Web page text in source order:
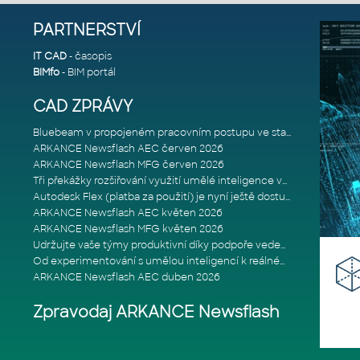
PARTNERSTVÍ
IT CAD- časopis
BIMfo- BIM portál
CAD ZPRÁVY
Bluebeam v propojeném pracovním postupu ve stavebnictví: Proč je int
ARKANCE Newsflash AEC červen 2026
ARKANCE Newsflash MFG červen 2026
Tři překážky rozšiřování využití umělé inteligence ve stavebním prům
Autodesk Flex (platba za použití) je nyní ještě dostupnější
ARKANCE Newsflash AEC květen 2026
ARKANCE Newsflash MFG květen 2026
Udržujte vaše týmy produktivní díky podpoře vedené odborníky
Od experimentování s umělou inteligencí k reálnému dopadu na podniká
ARKANCE Newsflash AEC duben 2026
Zpravodaj ARKANCE Newsflash